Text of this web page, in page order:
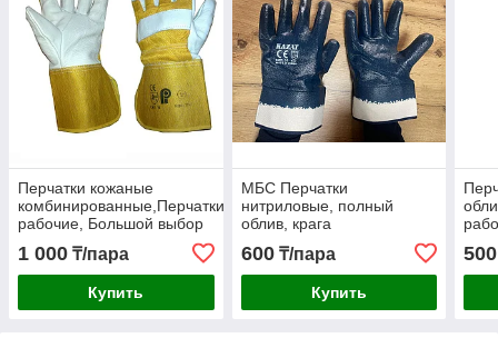
Перчатки кожаные
комбинированные,Перчатки
рабочие, Большой выбор
видов
1 000 ₸/пара
Купить
МБС Перчатки
нитриловые, полный
облив, крага
600₸/пара
Купить
500